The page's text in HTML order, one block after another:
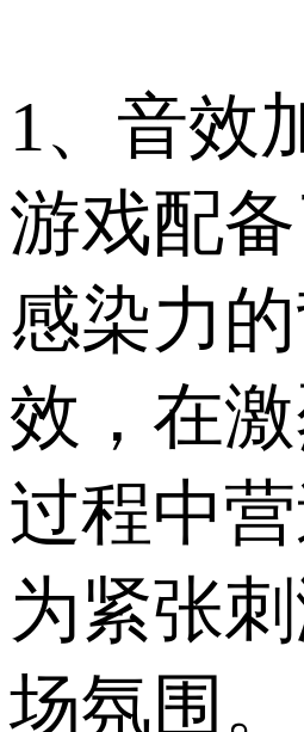
1、音效
游戏配
感染力
效，在
过程中
为紧张
场氛围。